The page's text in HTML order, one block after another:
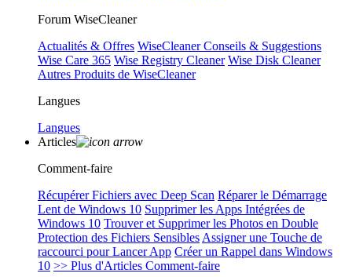
Forum WiseCleaner
Actualités & Offres WiseCleaner Conseils & Suggestions
Wise Care 365 Wise Registry Cleaner Wise Disk Cleaner
Autres Produits de WiseCleaner
Langues
Langues
Articles
Comment-faire
Récupérer Fichiers avec Deep Scan Réparer le Démarrage
Lent de Windows 10 Supprimer les Apps Intégrées de
Windows 10 Trouver et Supprimer les Photos en Double
Protection des Fichiers Sensibles Assigner une Touche de
raccourci pour Lancer App Créer un Rappel dans Windows
10 >> Plus d'Articles Comment-faire